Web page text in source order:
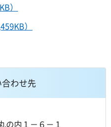
）
）
わせ先
内１－６－１